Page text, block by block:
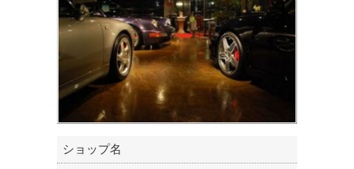
ショップ名